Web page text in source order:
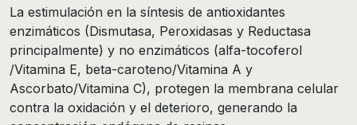
La estimulación en la síntesis de antioxidantes
enzimáticos (Dismutasa, Peroxidasas y Reductasa
principalmente) y no enzimáticos (alfa-tocoferol
/Vitamina E, beta-caroteno/Vitamina A y
Ascorbato/Vitamina C), protegen la membrana celular
contra la oxidación y el deterioro, generando la